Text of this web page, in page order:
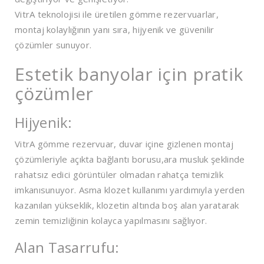
VitrA teknolojisi ile üretilen gömme rezervuarlar,
montaj kolaylığının yanı sıra, hijyenik ve güvenilir
çözümler sunuyor.
Estetik banyolar için pratik
çözümler
Hijyenik:
VitrA gömme rezervuar, duvar içine gizlenen montaj
çözümleriyle açıkta bağlantı borusu,ara musluk şeklinde
rahatsız edici görüntüler olmadan rahatça temizlik
imkanısunuyor. Asma klozet kullanımı yardımıyla yerden
kazanılan yükseklik, klozetin altında boş alan yaratarak
zemin temizliğinin kolayca yapılmasını sağlıyor.
Alan Tasarrufu: